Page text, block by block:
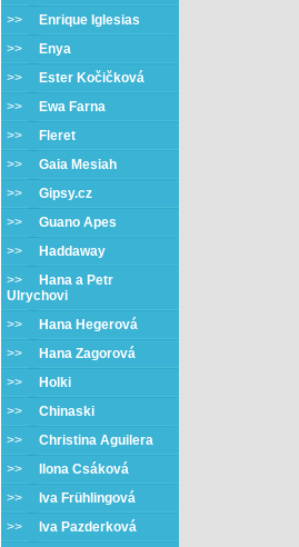
>>
Enrique Iglesias
>>
Enya
>>
Ester Kočičková
>>
Ewa Farna
>>
Fleret
>> Gaia Mesiah
>> Gipsy.cz
>> Guano Apes
>>
Haddaway
>>
Hana a Petr
Ulrychovi
>>
Hana Hegerová
>>
Hana Zagorová
>>
Holki
>> Chinaski
>> Christina Aguilera
>>
Ilona Csáková
>>
Iva Frühlingová
>>
Iva Pazderková